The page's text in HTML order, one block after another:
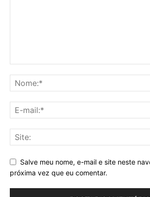
Salve meu nome, e-mail e site neste
próxima vez que eu comentar.